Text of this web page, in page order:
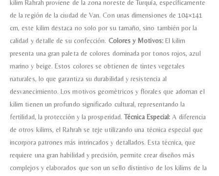
kilim Rahrah proviene de la zona noreste de Turquía, específicamente
de la región de la ciudad de Van. Con unas dimensiones de 104×141
cm, este kilim destaca no solo por su tamaño, sino también por la
calidad y detalle de su confección. Colores y Motivos:El kilim
presenta una gran paleta de colores dominada por tonos rojos, azul
marino y beige. Estos colores se obtienen de tintes vegetales
naturales, lo que garantiza su durabilidad y resistencia al
desvanecimiento. Los motivos geométricos y florales que adornan el
kilim tienen un profundo significado cultural, representando la
fertilidad, la protección y la prosperidad.Técnica Especial: A diferencia
de otros kilims, el Rahrah se teje utilizando una técnica especial que
incorpora patrones más intrincados y detallados. Esta técnica, que
requiere una gran habilidad y precisión, permite crear diseños más
complejos y elaborados que son un sello distintivo de los kilims de la
Acuerdo RGPD*
Doy mi consentimiento para que
información que envío para que
Recibir mi oferta